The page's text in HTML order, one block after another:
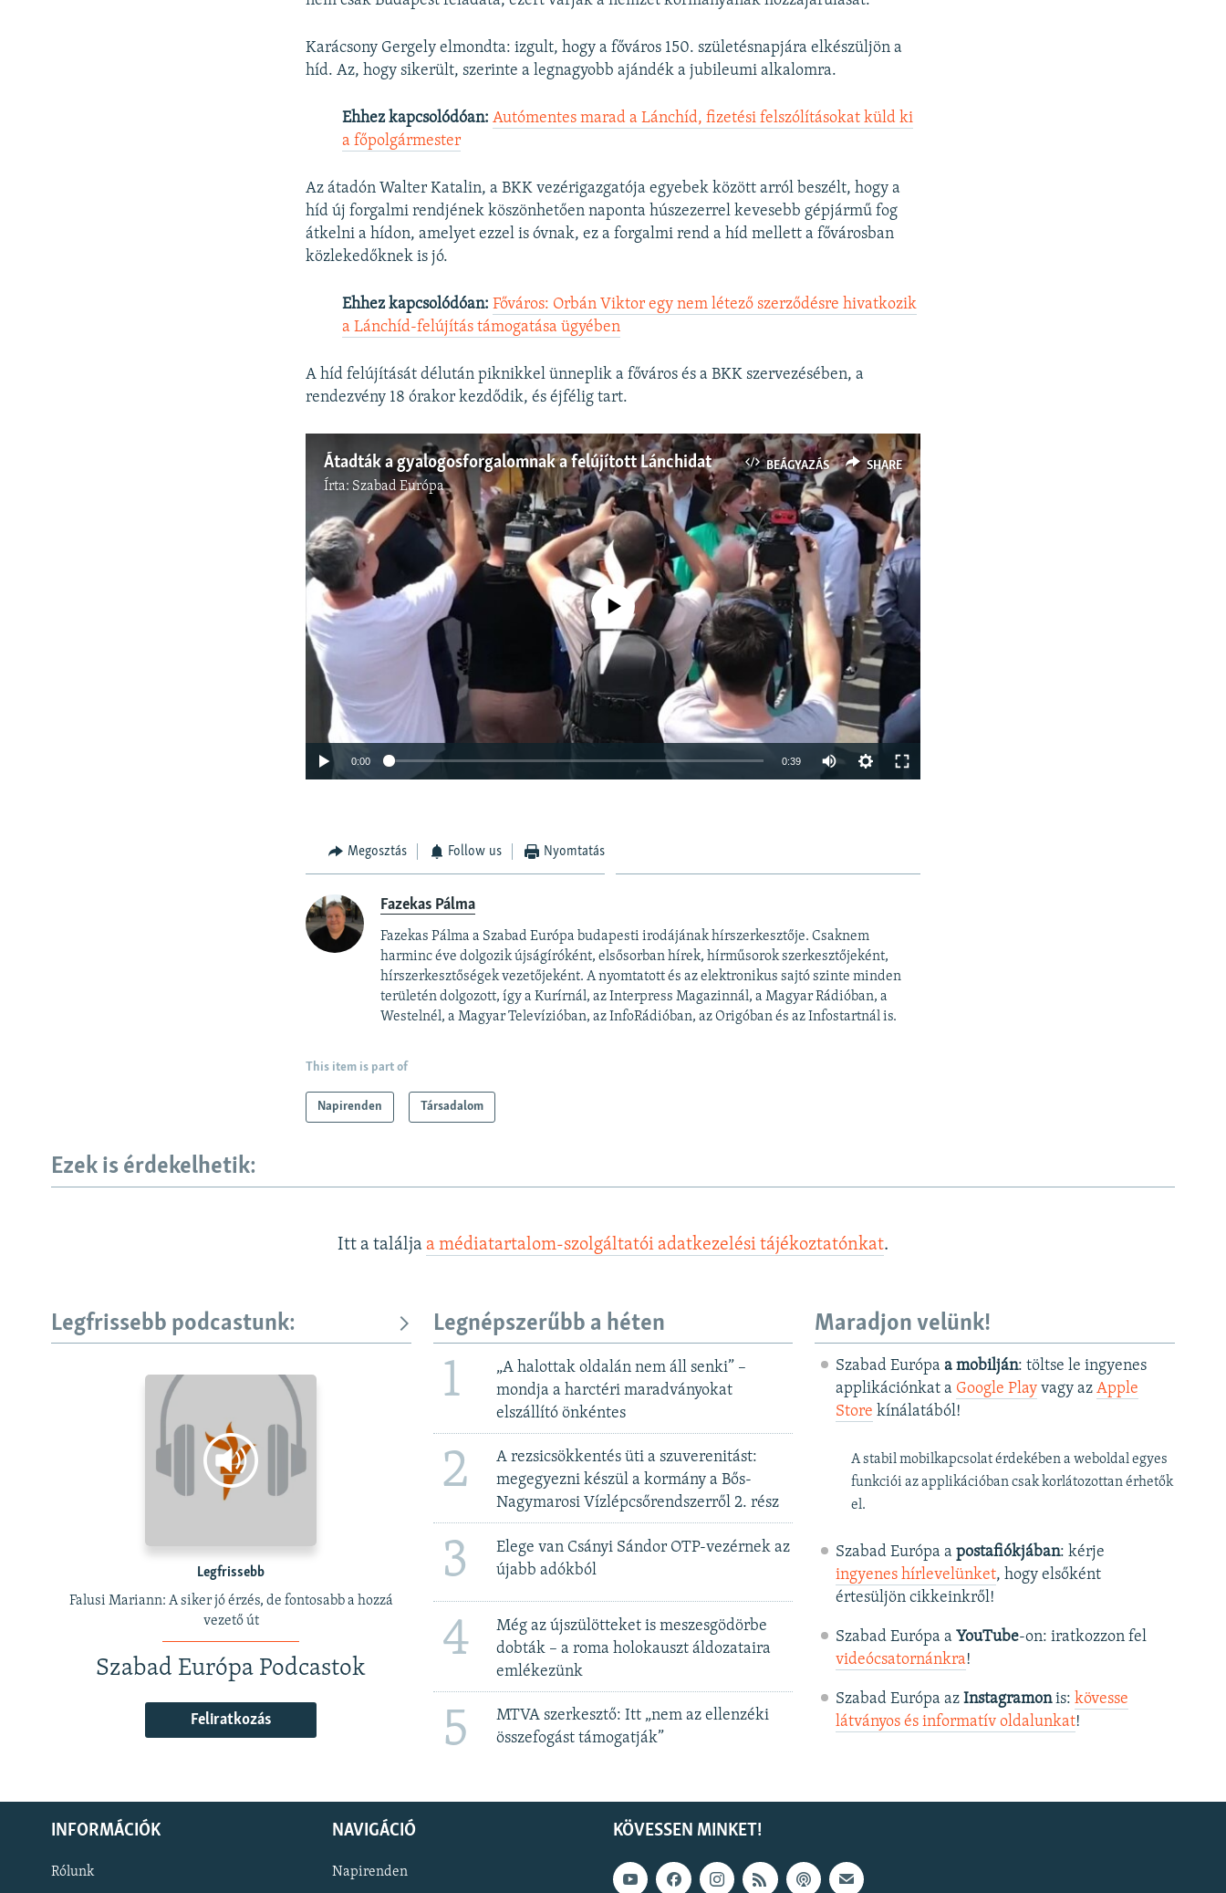
Karácsony Gergely elmondta: izgult, hogy a főváros 150. születésnapjára elkészüljön a
híd. Az, hogy sikerült, szerinte a legnagyobb ajándék a jubileumi alkalomra.
Ehhez kapcsolódóan: Autómentes marad a Lánchíd, fizetési felszólításokat küld ki
a főpolgármester
Az átadón Walter Katalin, a BKK vezérigazgatója egyebek között arról beszélt, hogy a
híd új forgalmi rendjének köszönhetően naponta húszezerrel kevesebb gépjármű fog
átkelni a hídon, amelyet ezzel is óvnak, ez a forgalmi rend a híd mellett a fővárosban
közlekedőknek is jó.
Ehhez kapcsolódóan: Főváros: Orbán Viktor egy nem létező szerződésre hivatkozik
a Lánchíd-felújítás támogatása ügyében
A híd felújítását délután piknikkel ünneplik a főváros és a BKK szervezésében, a
rendezvény 18 órakor kezdődik, és éjfélig tart.
BEÁGYAZÁS SHARE
Átadták a gyalogosforgalomnak a felújított Lánchidat
Írta: Szabad Európa
Auto
720p 1080p
Jelenleg nincs elérhető tartalom
0:00 0:39
Megosztás Follow us Nyomtatás
Fazekas Pálma
Fazekas Pálma a Szabad Európa budapesti irodájának hírszerkesztője. Csaknem
harminc éve dolgozik újságíróként, elsősorban hírek, hírműsorok szerkesztőjeként,
hírszerkesztőségek vezetőjeként. A nyomtatott és az elektronikus sajtó szinte minden
területén dolgozott, így a Kurírnál, az Interpress Magazinnál, a Magyar Rádióban, a
Westelnél, a Magyar Televízióban, az InfoRádióban, az Origóban és az Infostartnál is.
This item is part of
Napirenden Társadalom
Ezek is érdekelhetik:
Itt a találja a médiatartalom-szolgáltatói adatkezelési tájékoztatónkat.
Legfrissebb podcastunk:
Legfrissebb
Falusi Mariann: A siker jó érzés, de fontosabb a hozzá
vezető út
Szabad Európa Podcastok
Feliratkozás
Legnépszerűbb a héten
1
„A halottak oldalán nem áll senki” –
mondja a harctéri maradványokat
elszállító önkéntes
2
A rezsicsökkentés üti a szuverenitást:
megegyezni készül a kormány a Bős-
Nagymarosi Vízlépcsőrendszerről 2. rész
3
Elege van Csányi Sándor OTP-vezérnek az
újabb adókból
4
Még az újszülötteket is meszesgödörbe
dobták – a roma holokauszt áldozataira
emlékezünk
5
MTVA szerkesztő: Itt „nem az ellenzéki
összefogást támogatják”
Maradjon velünk!
Szabad Európa a mobilján: töltse le ingyenes
applikációnkat a Google Playvagy az Apple
Store kínálatából!
A stabil mobilkapcsolat érdekében a weboldal egyes
funkciói az applikációban csak korlátozottan érhetők
el.
Szabad Európa a postafiókjában: kérje
ingyenes hírlevelünket, hogy elsőként
értesüljön cikkeinkről!
Szabad Európa a YouTube-on: iratkozzon fel
videócsatornánkra!
Szabad Európa az Instagramonis: kövesse
látványos és informatív oldalunkat! ​
KÖVESSEN MINKET!
INFORMÁCIÓK
Rólunk
NAVIGÁCIÓ
Napirenden